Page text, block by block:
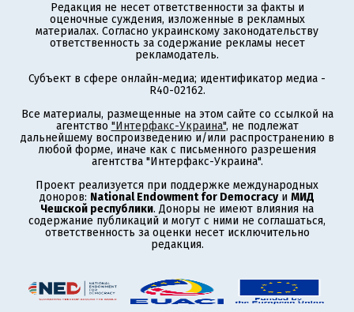
Редакция не несет ответственности за факты и
оценочные суждения, изложенные в рекламных
материалах. Согласно украинскому законодательству
ответственность за содержание рекламы несет
рекламодатель.
Субъект в сфере онлайн-медиа; идентификатор медиа -
R40-02162.
Все материалы, размещенные на этом сайте со ссылкой на
агентство "Интерфакс-Украина", не подлежат
дальнейшему воспроизведению и/или распространению в
любой форме, иначе как с письменного разрешения
агентства "Интерфакс-Украина".
Проект реализуется при поддержке международных
доноров: National Endowment for Democracyи МИД
Чешской республики. Доноры не имеют влияния на
содержание публикаций и могут с ними не соглашаться,
ответственность за оценки несет исключительно
редакция.